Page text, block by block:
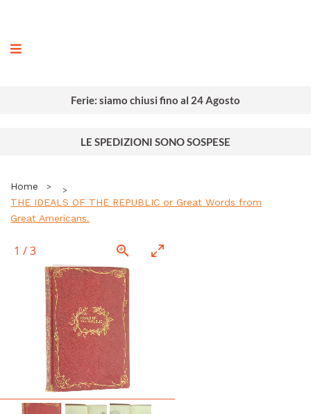
Ferie: siamo chiusi fino al 24 Agosto
LE SPEDIZIONI SONO SOSPESE
Home
THE IDEALS OF THE REPUBLIC or Great Words from
Great Americans.
1 /3